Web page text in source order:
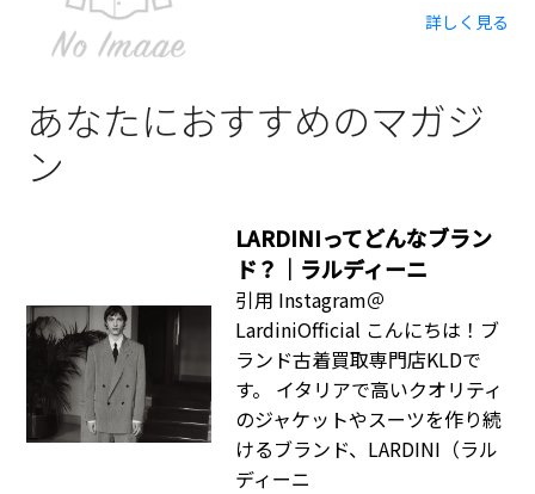
詳しく見る
あなたにおすすめのマガジ
ン
LARDINIってどんなブラン
ド？｜ラルディーニ
引用 Instagram＠
LardiniOfficial こんにちは！ブ
ランド古着買取専門店KLDで
す。 イタリアで高いクオリティ
のジャケットやスーツを作り続
けるブランド、LARDINI（ラル
ディーニ